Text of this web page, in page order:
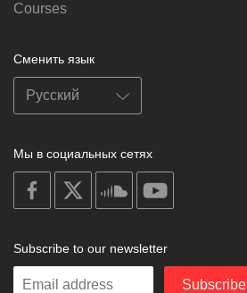
Courses
Сменить язык
Мы в социальных сетях
on
facebook
soundcloud
Subscribe to our newsletter
Enter
Subscribe